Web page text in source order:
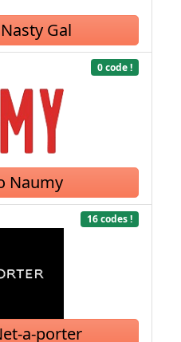
Gal
0 code !
Naumy
16 codes !
a-porter